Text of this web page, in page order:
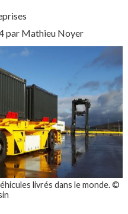
par Mathieu Noyer
livrés dans le monde. ©